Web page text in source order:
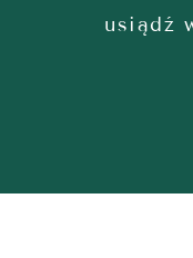
usiądź